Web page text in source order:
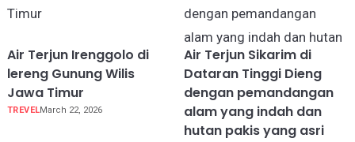
Air Terjun Irenggolo di
lereng Gunung Wilis
Jawa Timur
TREVELMarch 22, 2026
Air Terjun Sikarim di
Dataran Tinggi Dieng
dengan pemandangan
alam yang indah dan
hutan pakis yang asri